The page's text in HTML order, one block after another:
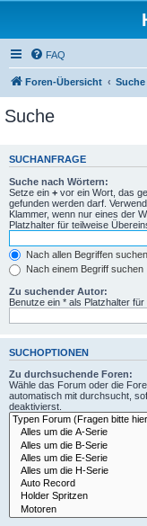
FAQ
Foren-Übersicht Suche
Suche
SUCHANFRAGE
Suche nach Wörtern:
Setze ein + vor ein Wort, das
gefunden werden darf.
Klammer, wenn nur eines der
Platzhalter für teilweise
Nach allen Begriffen
Nach einem Begriff suchen
Zu suchender Autor:
Benutze ein * als Platzhalter
SUCHOPTIONEN
Zu durchsuchende Foren:
Wähle das Forum oder die
automatisch mit durchsucht,
deaktivierst.